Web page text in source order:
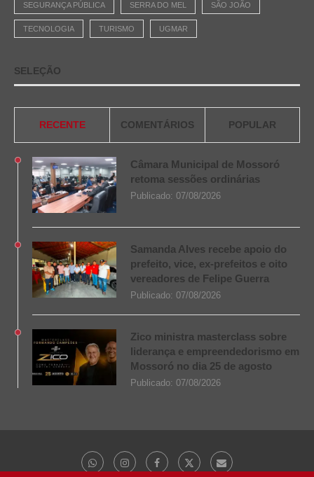
SEGURANÇA PÚBLICA SERRA DO MEL SÃO JOÃO
TECNOLOGIA TURISMO UGMAR
SELEÇÃO
RECENTE COMENTÁRIOS POPULAR
Câmara Municipal de Mossoró
retoma sessões ordinárias
Publicado: 07/08/2026
Samanda Alves recebe apoio do
prefeito, vice, ex-prefeitos e oito
vereadores de Felipe Guerra
Publicado: 07/08/2026
Zico ministra masterclass sobre
liderança e empreendedorismo em
Mossoró no dia 25 de agosto
Publicado: 07/08/2026